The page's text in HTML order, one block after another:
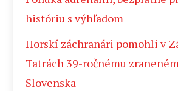
históriu s výhľadom
Horskí záchranári pomohli v
Tatrách 39-ročnému
Slovenska